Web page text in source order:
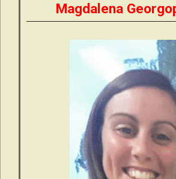
Magdalena